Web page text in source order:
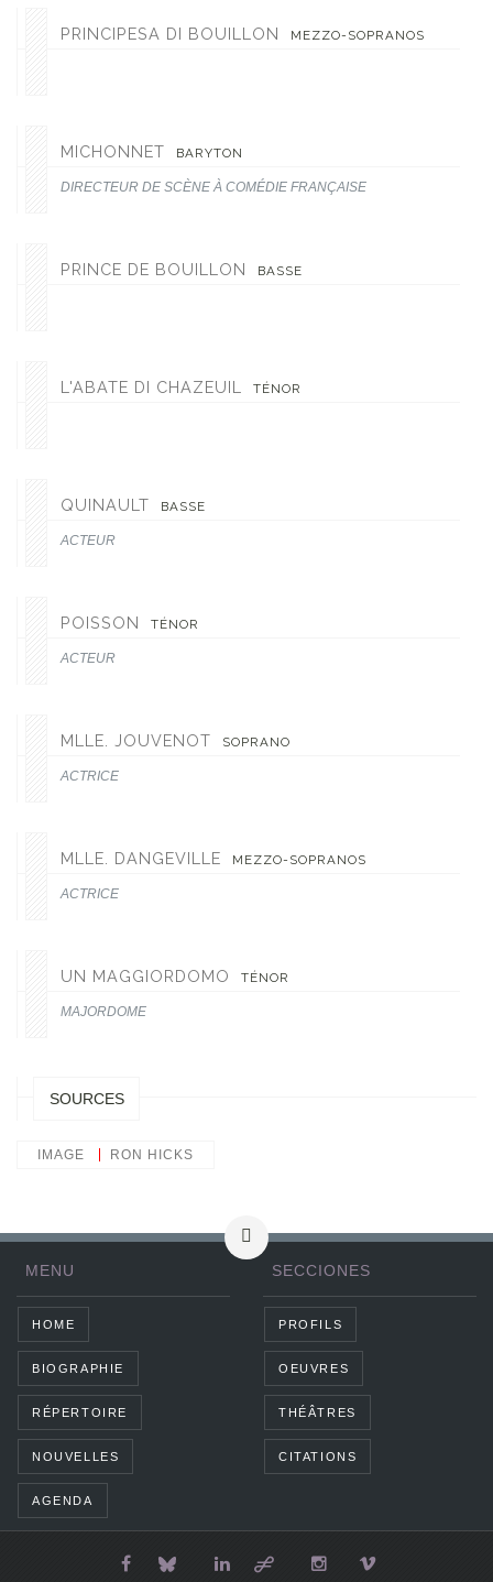
PRINCIPESA DI BOUILLON MEZZO-SOPRANOS
MICHONNET BARYTON
DIRECTEUR DE SCÈNE À COMÉDIE FRANÇAISE
PRINCE DE BOUILLON BASSE
L'ABATE DI CHAZEUIL TÉNOR
QUINAULT BASSE
ACTEUR
POISSON TÉNOR
ACTEUR
MLLE. JOUVENOT SOPRANO
ACTRICE
MLLE. DANGEVILLE MEZZO-SOPRANOS
ACTRICE
UN MAGGIORDOMO TÉNOR
MAJORDOME
SOURCES
IMAGE RON HICKS
MENU
HOME
BIOGRAPHIE
RÉPERTOIRE
NOUVELLES
AGENDA
SECCIONES
PROFILS
OEUVRES
THÉÂTRES
CITATIONS